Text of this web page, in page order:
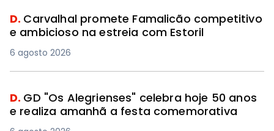
D. Carvalhal promete Famalicão competitivo
e ambicioso na estreia com Estoril
6 agosto 2026
D. GD "Os Alegrienses" celebra hoje 50 anos
e realiza amanhã a festa comemorativa